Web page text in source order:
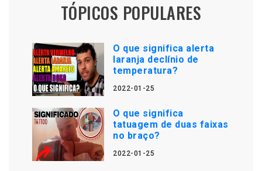
TÓPICOS POPULARES
O que significa alerta
laranja declínio de
temperatura?
2022-01-25
O que significa
tatuagem de duas faixas
no braço?
2022-01-25